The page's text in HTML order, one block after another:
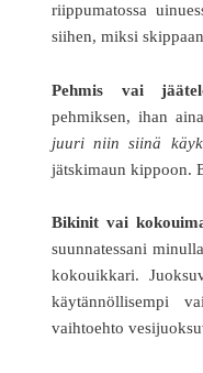
riippumatossa
siihen, miksi
Pehmis vai
pehmiksen, ihan
juuri niin siinä
jätskimaun kippoon.
Bikinit vai
suunnatessani
kokouikkari.
käytännöllisempi
vaihtoehto